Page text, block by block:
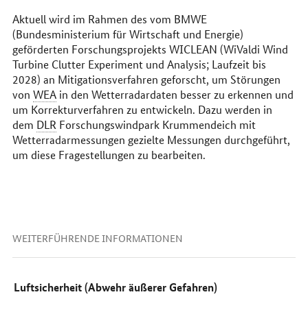
Aktuell wird im Rahmen des vom BMWE
(Bundesministerium für Wirtschaft und Energie)
geförderten Forschungsprojekts WICLEAN (WiValdi Wind
Turbine Clutter Experiment und Analysis; Laufzeit bis
2028) an Mitigationsverfahren geforscht, um Störungen
von WEAin den Wetterradardaten besser zu erkennen und
um Korrekturverfahren zu entwickeln. Dazu werden in
dem DLR Forschungswindpark Krummendeich mit
Wetterradarmessungen gezielte Messungen durchgeführt,
um diese Fragestellungen zu bearbeiten.
WEITERFÜHRENDE INFORMATIONEN
Luftsicherheit (Abwehr äußerer Gefahren)